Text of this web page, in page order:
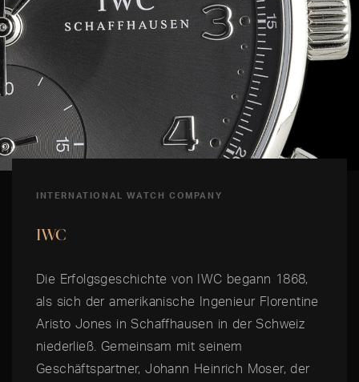
INTERNATIONAL WATCH COMPANY
IWC
Die Erfolgsgeschichte von IWC begann 1868,
als sich der amerikanische Ingenieur Florentine
Aristo Jones in Schaffhausen in der Schweiz
niederließ. Gemeinsam mit seinem
Geschäftspartner, Johann Heinrich Moser, der